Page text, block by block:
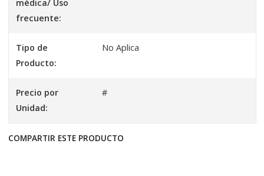
médica/ Uso
frecuente:
Tipo de
Producto:
No Aplica
Precio por
Unidad:
#
COMPARTIR ESTE PRODUCTO